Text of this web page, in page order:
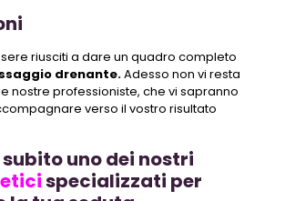
riusciti a dare un quadro completo
drenante.Adesso non vi resta
nostre professioniste, che vi sapranno
verso il vostro risultato
uno dei nostri
specializzati per